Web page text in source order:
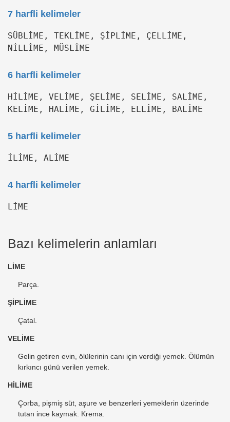
7 harfli kelimeler
SÜBLİME, TEKLİME, ŞİPLİME, ÇELLİME,
NİLLİME, MÜSLİME
6 harfli kelimeler
HİLİME, VELİME, ŞELİME, SELİME, SALİME,
KELİME, HALİME, GİLİME, ELLİME, BALİME
5 harfli kelimeler
İLİME, ALİME
4 harfli kelimeler
LİME
Bazı kelimelerin anlamları
LİME
Parça.
ŞİPLİME
Çatal.
VELİME
Gelin getiren evin, ölülerinin canı için verdiği yemek. Ölümün
kırkıncı günü verilen yemek.
HİLİME
Çorba, pişmiş süt, aşure ve benzerleri yemeklerin üzerinde
tutan ince kaymak. Krema.